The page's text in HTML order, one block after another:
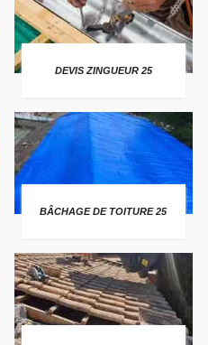
DEVIS ZINGUEUR 25
BÂCHAGE DE TOITURE 25